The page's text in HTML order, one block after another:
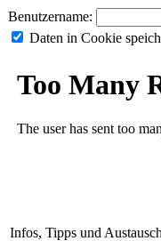
Benutzername:
Daten in Cookie
Infos, Tipps und